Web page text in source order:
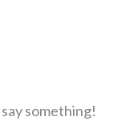
something!